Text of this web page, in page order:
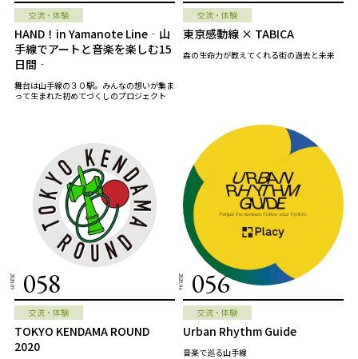
交流・体験
HAND！in Yamanote Line‐山
手線でアートと音楽を楽しむ15
日間‐
舞台は山手線の３０駅。みんなの想いが集ま
って生まれた初めてづくしのプロジェクト
交流・体験
東京感動線 × TABICA
森の生命力が教えてくれる街の過去と未来
2020.05 058
交流・体験
TOKYO KENDAMA ROUND
2020
2020.04 056
交流・体験
Urban Rhythm Guide
音楽で巡る山手線